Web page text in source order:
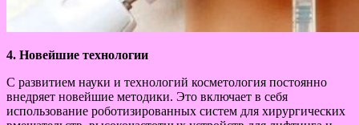
4. Новейшие технологии
С развитием науки и технологий косметология постоянно
внедряет новейшие методики. Это включает в себя
использование роботизированных систем для хирургических